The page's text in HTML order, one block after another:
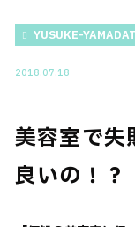
YUSUKE-
2018.07.18
美容室で失
良いの！？